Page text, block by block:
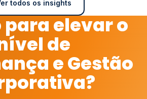
todos os insights
para elevar o
de
e Gestão